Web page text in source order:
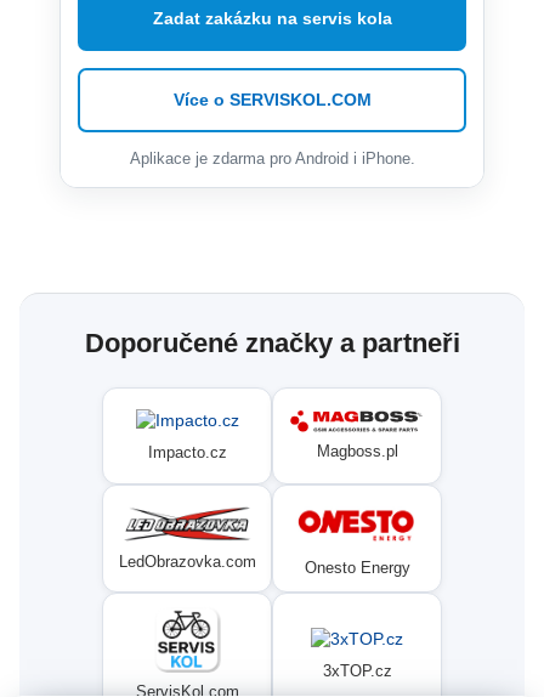
Zadat zakázku na servis kola
Více o SERVISKOL.COM
Aplikace je zdarma pro Android i iPhone.
Doporučené značky a partneři
Impacto.cz Magboss.pl
LedObrazovka.com Onesto Energy
ServisKol.com
3xTOP.cz